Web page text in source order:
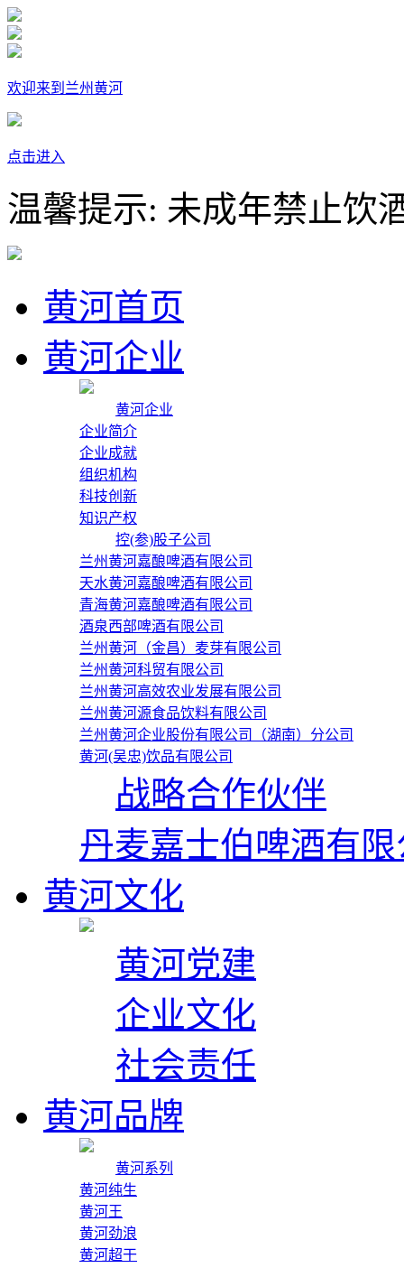
欢迎来到兰州黄河
点击进入
温馨提示: 未成年禁止饮
黄河首页
黄河企业
黄河企业
企业简介
企业成就
组织机构
科技创新
知识产权
控(参)股子公司
兰州黄河嘉酿啤酒有限公司
天水黄河嘉酿啤酒有限公司
青海黄河嘉酿啤酒有限公司
酒泉西部啤酒有限公司
兰州黄河（金昌）麦芽有限公司
兰州黄河科贸有限公司
兰州黄河高效农业发展有限公司
兰州黄河源食品饮料有限公司
兰州黄河企业股份有限公司（湖南）分公司
黄河(吴忠)饮品有限公司
战略合作伙伴
丹麦嘉士伯啤酒有
黄河文化
黄河党建
企业文化
社会责任
黄河品牌
黄河系列
黄河纯生
黄河王
黄河劲浪
黄河超干